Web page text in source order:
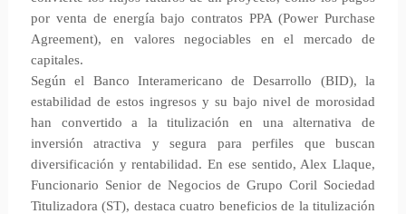
por venta de energía bajo contratos PPA (Power Purchase
Agreement), en valores negociables en el mercado de
capitales.
Según el Banco Interamericano de Desarrollo (BID), la
estabilidad de estos ingresos y su bajo nivel de morosidad
han convertido a la titulización en una alternativa de
inversión atractiva y segura para perfiles que buscan
diversificación y rentabilidad. En ese sentido, Alex Llaque,
Funcionario Senior de Negocios de Grupo Coril Sociedad
Titulizadora (ST), destaca cuatro beneficios de la titulización